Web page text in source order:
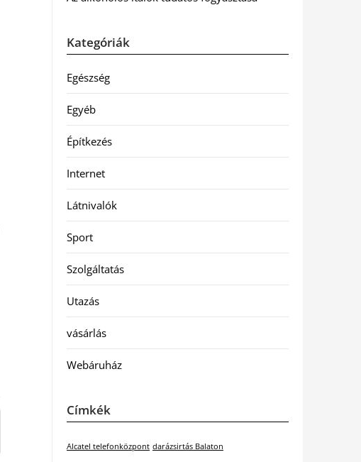
Kategóriák
Egészség
Egyéb
Építkezés
Internet
Látnivalók
Sport
Szolgáltatás
Utazás
vásárlás
Webáruház
Címkék
Alcatel telefonközpont darázsirtás Balaton